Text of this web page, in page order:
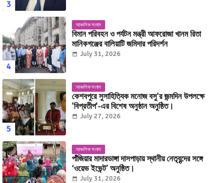
আঞ্চলিক সংবাদ
বিমান পরিবহন ও পর্যটন মন্ত্রী আফরোজা খানম রিতা
মানিকগঞ্জের বালিয়াটি জমিদার পরিদর্শন
July 31, 2026
আঞ্চলিক সংবাদ
কেশবপুরে সুসাহিত্যিক মনোজ বসু'র জন্মদিন উপলক্ষে
'বিপ্রতীপ'-এর বিশেষ অনুষ্ঠান অনুষ্ঠিত।
July 27, 2026
আঞ্চলিক সংবাদ
পাঁজিয়ার মাদারডাঙ্গা দাসপাড়ায় স্থানীয় নেতৃবৃন্দের সঙ্গে
‘ওয়েভ ইভেন্ট’ অনুষ্ঠিত।
July 31, 2026